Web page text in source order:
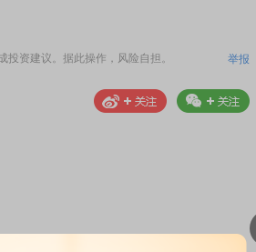
资建议。据此操作，风险自担。 举报